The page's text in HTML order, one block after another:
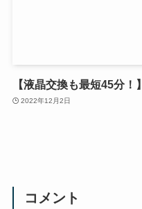
【液晶交換も最短45分！】
2022年12月2日
コメント